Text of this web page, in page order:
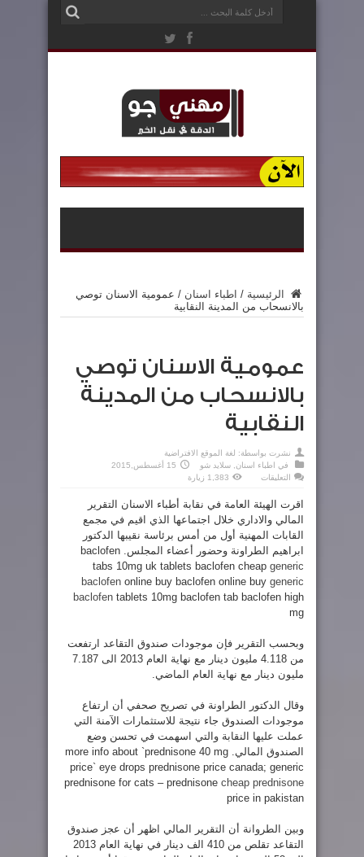
الرئيسية / اطباء اسنان / عمومية الاسنان توصي
بالانسحاب من المدينة النقابية
عمومية الاسنان توصي
بالانسحاب من المدينة
النقابية
نشرت بواسطة: لغة الموقع الافتراضية
في
اطباء اسنان, سلايد شو
15 أغسطس,2015
التعليقات
توصي
من
النقابية
مغلقة
1,383 زيارة
اقرت الهيئة العامة في نقابة أطباء الاسنان التقرير
المالي والاداري خلال اجتماعها الذي اقيم في مجمع
القابات المهنية أول من أمس برئاسة نقيبها الدكتور
ابراهيم الطراونة وحضور أعضاء المجلس. baclofen
tabs 10mg uk tablets baclofen cheap generic
baclofen online buy baclofen online buy generic
baclofen tablets 10mg baclofen tab baclofen high
mg
وبحسب التقرير فإن موجودات صندوق التقاعد ارتفعت
من 4.118 مليون دينار مع نهاية العام 2013 الى 7.187
مليون دينار مع نهاية العام الماضي.
وقال الدكتور الطراونة في تصريح صحفي أن ارتفاع
موجودات الصندوق جاء نتيجة للاستثمارات الآمنة التي
عملت عليها النقابة والتي اسهمت في تحسن وضع
الصندوق المالي. more info about `prednisone 40 mg
price` eye drops prednisone price canada; generic
prednisone for cats – prednisone cheap prednisone
price in pakistan
وبين الطروانة أن التقرير المالي اظهر أن عجز صندوق
التقاعد تقلص من 410 الف دينار في نهاية العام 2013